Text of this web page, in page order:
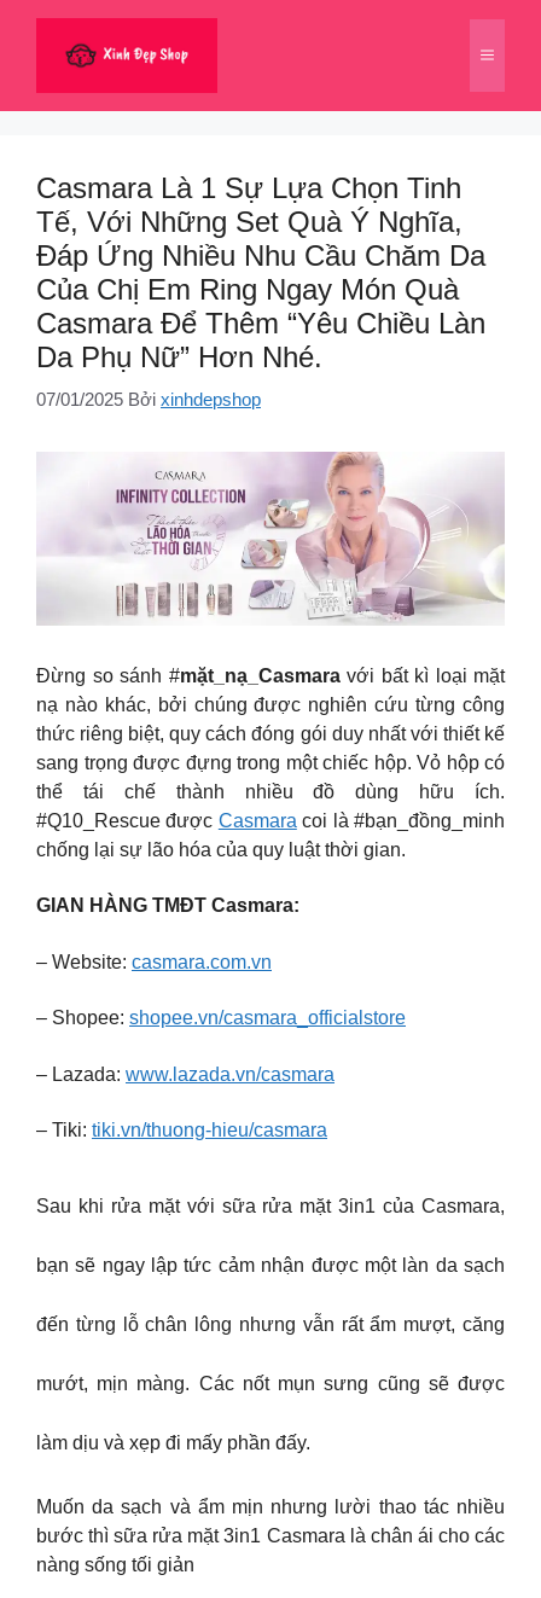
dung
Menu
Casmara Là 1 Sự Lựa Chọn Tinh
Tế, Với Những Set Quà Ý Nghĩa,
Đáp Ứng Nhiều Nhu Cầu Chăm Da
Của Chị Em Ring Ngay Món Quà
Casmara Để Thêm “Yêu Chiều Làn
Da Phụ Nữ” Hơn Nhé.
07/01/2025 Bởi xinhdepshop
Đừng so sánh #mặt_nạ_Casmaravới bất kì loại mặt
nạ nào khác, bởi chúng được nghiên cứu từng công
thức riêng biệt, quy cách đóng gói duy nhất với thiết kế
sang trọng được đựng trong một chiếc hộp. Vỏ hộp có
thể tái chế thành nhiều đồ dùng hữu ích.
#Q10_Rescue được Casmara coi là #bạn_đồng_minh
chống lại sự lão hóa của quy luật thời gian.
GIAN HÀNG TMĐT Casmara:
– Website: casmara.com.vn
– Shopee: shopee.vn/casmara_officialstore
– Lazada: www.lazada.vn/casmara
– Tiki: tiki.vn/thuong-hieu/casmara
Sau khi rửa mặt với sữa rửa mặt 3in1 của Casmara,
bạn sẽ ngay lập tức cảm nhận được một làn da sạch
đến từng lỗ chân lông nhưng vẫn rất ẩm mượt, căng
mướt, mịn màng. Các nốt mụn sưng cũng sẽ được
làm dịu và xẹp đi mấy phần đấy.
Muốn da sạch và ẩm mịn nhưng lười thao tác nhiều
bước thì sữa rửa mặt 3in1 Casmara là chân ái cho các
nàng sống tối giản